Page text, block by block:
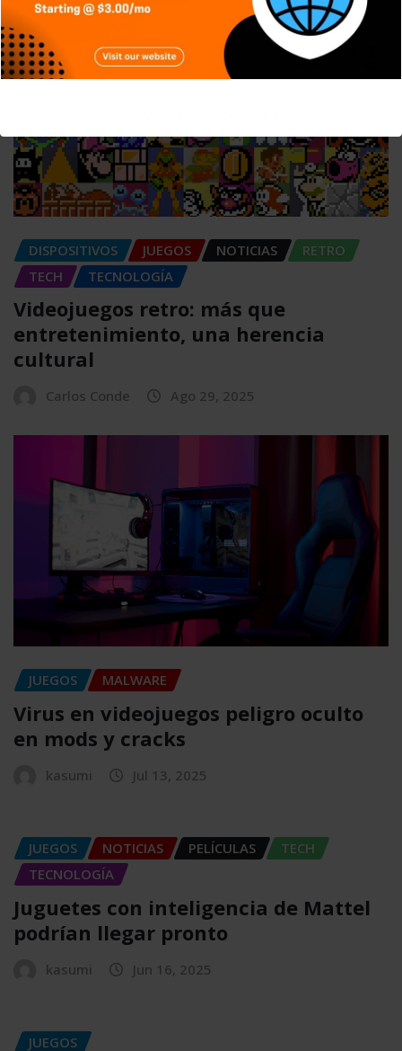
DISPOSITIVOS JUEGOS NOTICIAS
RETRO
TECH
TECNOLOGÍA
Videojuegos retro: más que
entretenimiento, una herencia
cultural
Carlos Conde Ago 29, 2025
JUEGOS MALWARE
Virus en videojuegos peligro oculto
en mods y cracks
kasumi Jul 13, 2025
JUEGOS NOTICIAS PELÍCULAS
TECH
TECNOLOGÍA
Juguetes con inteligencia de Mattel
podrían llegar pronto
kasumi Jun 16, 2025
JUEGOS